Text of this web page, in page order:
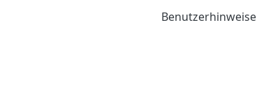
Benutzerhinweise